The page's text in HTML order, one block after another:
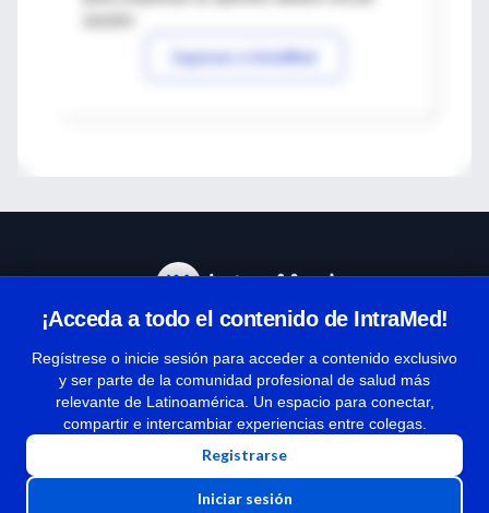
Ingresar a IntraMed
¡Acceda a todo el contenido de IntraMed!
Regístrese o inicie sesión para acceder a contenido exclusivo
y ser parte de la comunidad profesional de salud más
relevante de Latinoamérica. Un espacio para conectar,
compartir e intercambiar experiencias entre colegas.
Registrarse
Iniciar sesión
Términos y condiciones
| Políticas de privacidad
| Todos los derechos reservados | Copyright 1997-2026